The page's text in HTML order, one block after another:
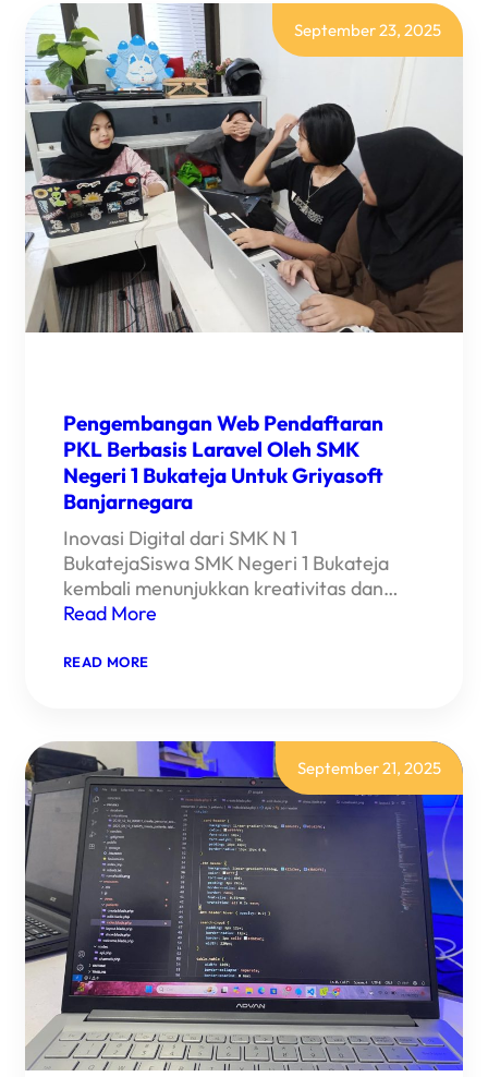
NEGERI
PURBALINGGA
MENERAPKAN
KONSEP
ATM
(AMATI,
TIRU,
MODIFIKASI)
DALAM
PENGEMBANGAN
LARAVEL
FILAMENT
September 23, 2025
Pengembangan Web Pendaftaran
PKL Berbasis Laravel Oleh SMK
Negeri 1 Bukateja Untuk Griyasoft
Banjarnegara
Inovasi Digital dari SMK N 1
BukatejaSiswa SMK Negeri 1 Bukateja
kembali menunjukkan kreativitas dan…
Read More
READ MORE:
BERBASIS
LARAVEL
OLEH
SMK
NEGERI
BUKATEJA
UNTUK
GRIYASOFT
BANJARNEGARA
September 21, 2025